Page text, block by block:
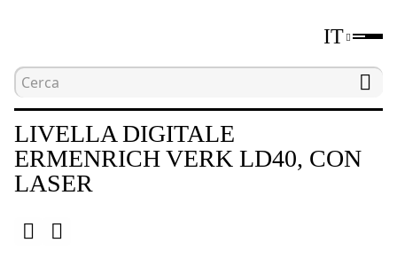
IT
Home Livelle e goniometri digitali
LIVELLA DIGITALE
ERMENRICH VERK LD40, CON
LASER